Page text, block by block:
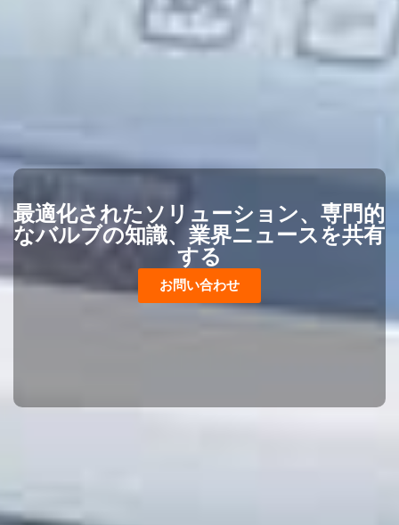
最適化されたソリューション、専門的
なバルブの知識、業界ニュースを共有
する
お問い合わせ